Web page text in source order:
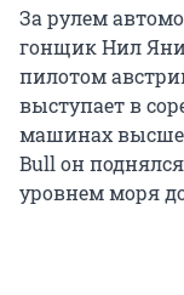
За рулем
гонщик Нил
пилотом
выступает в
машинах
Bull он
уровнем моря